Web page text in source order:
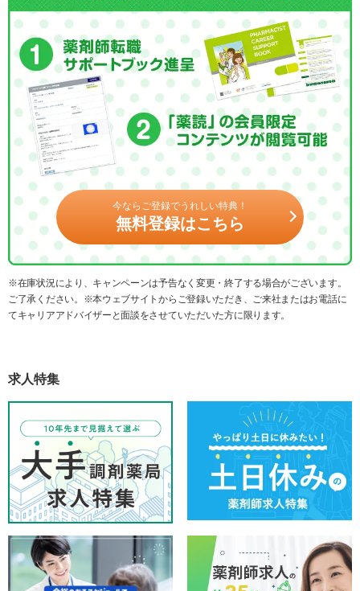
今ならご登録でうれしい特典！
無料登録はこちら
※在庫状況により、キャンペーンは予告なく変更・終了する場合がございます。
ご了承ください。※本ウェブサイトからご登録いただき、ご来社またはお電話に
てキャリアアドバイザーと面談をさせていただいた方に限ります。
求人特集